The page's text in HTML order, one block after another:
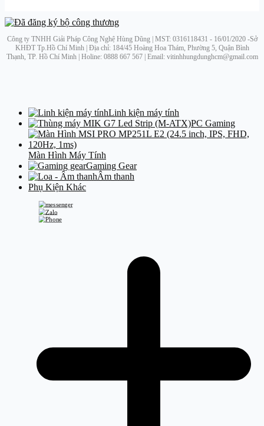
Công ty TNHH Giải Pháp Công Nghệ Hùng Dũng | MST: 0316118431 - 16/01/2020 -Sở
KHĐT Tp.Hồ Chí Minh | Địa chỉ: 184/45 Hoàng Hoa Thám, Phường 5, Quận Bình
Thạnh, TP. Hồ Chí Minh | Holine: 0888 667 567 | Email: vitinhhungdunghcm@gmail.com
Linh kiện máy tính
PC Gaming
Màn Hình Máy Tính
Gaming Gear
Âm thanh
Phụ Kiện Khác